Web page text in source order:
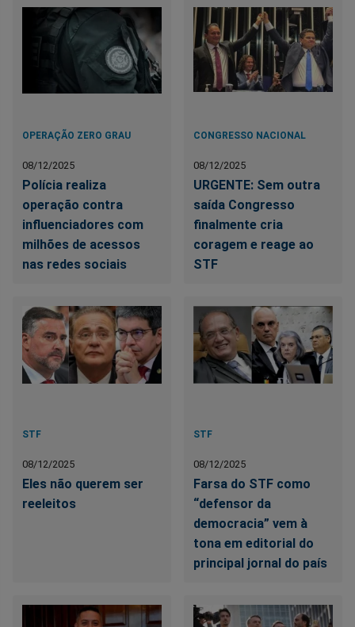
OPERAÇÃO ZERO GRAU
08/12/2025
Polícia realiza
operação contra
influenciadores com
milhões de acessos
nas redes sociais
CONGRESSO NACIONAL
08/12/2025
URGENTE: Sem outra
saída Congresso
finalmente cria
coragem e reage ao
STF
STF
08/12/2025
Eles não querem ser
reeleitos
STF
08/12/2025
Farsa do STF como
“defensor da
democracia” vem à
tona em editorial do
principal jornal do país